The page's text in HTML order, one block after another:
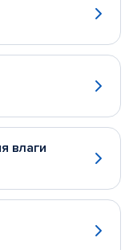
влаги